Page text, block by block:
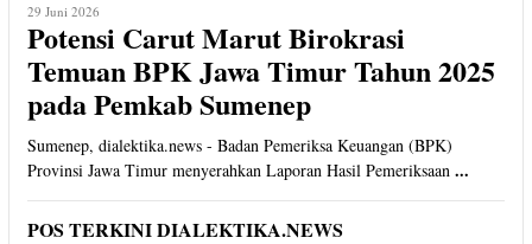
29 Juni 2026
Potensi Carut Marut Birokrasi
Temuan BPK Jawa Timur Tahun 2025
pada Pemkab Sumenep
Sumenep, dialektika.news - Badan Pemeriksa Keuangan (BPK)
Provinsi Jawa Timur menyerahkan Laporan Hasil Pemeriksaan ...
POS TERKINI DIALEKTIKA.NEWS